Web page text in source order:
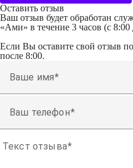
Оставить отзыв
Ваш отзыв будет обработан
«Ами» в течение 3 часов (с 8:00
Если Вы оставите свой отзыв
после 8:00.
Ваше имя
Ваш телефон
Текст отзыва